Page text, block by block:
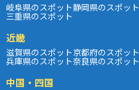
岐阜県のスポット静岡県のスポット
三重県のスポット
近畿
滋賀県のスポット京都府のスポット
兵庫県のスポット奈良県のスポット
中国・四国